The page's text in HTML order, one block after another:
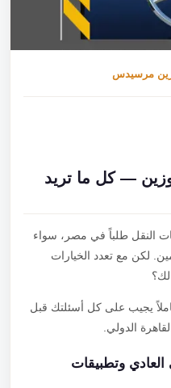
مرسيدس
— كل ما تريد
طلباً في مصر، سواء
لكن مع تعدد الخيارات
يجيب على كل أسئلتك قبل
الدولي.
وتطبيقات